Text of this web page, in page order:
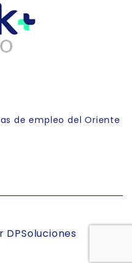
de empleo del Oriente